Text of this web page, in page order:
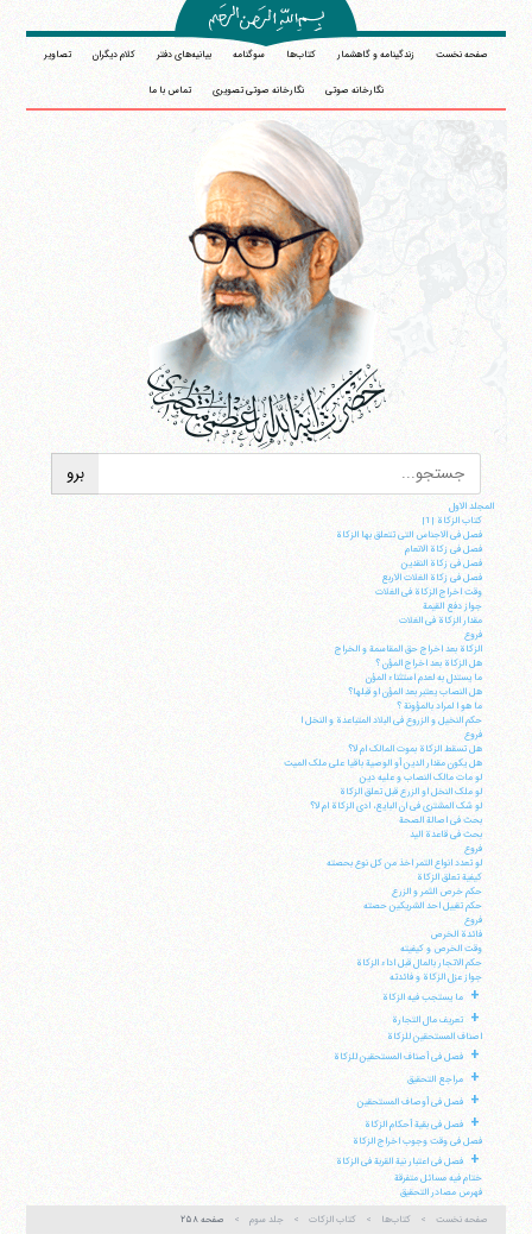
صفحه نخست زندگینامه و گاهشمار کتاب‌ها سوگنامه بیانیه‌های دفتر کلام دیگران تصاویر
نگارخانه صوتی نگارخانه صوتی تصویری تماس با ما
المجلد الاول
کتاب الزکاة |1|
فصل فی الاجناس التی تتعلق بها الزکاة
فصل فی زکاة الانعام
فصل فی زکاة النقدین
فصل فی زکاة الغلات الاربع
وقت اخراج الزکاة فی الغلات
جواز دفع القیمة
مقدار الزکاة فی الغلات
فروع
الزکاة بعد اخراج حق المقاسمة و الخراج
هل الزکاة بعد اخراج المؤن ؟
ما یستدل به لعدم استثناء المؤن
هل النصاب یعتبر بعد المؤن او قبلها؟
ما هو ا لمراد بالمؤونة ؟
حکم النخیل و الزروع فی البلاد المتباعدة و النخل ا
فروع
هل تسقط الزکاة بموت المالک ام لا؟
هل یکون مقدار الدین أو الوصیة باقیا علی ملک المیت
لو مات مالک النصاب و علیه دین
لو ملک النخل او الزرع قبل تعلق الزکاة
لو شک المشتری فی ان البایع، ادی الزکاة ام لا؟
بحث فی اصالة الصحة
بحث فی قاعدة الید
فروع
لو تعدد انواع التمر اخذ من کل نوع بحصته
کیفیة تعلق الزکاة
حکم خرص الثمر و الزرع
حکم تقبیل احد الشریکین حصته
فروع
فائدة الخرص
وقت الخرص و کیفیته
حکم الاتجار بالمال قبل اداء الزکاة
جواز عزل الزکاة و فائدته
+ ما یستجب فیه الزکاة
+
تعریف مال التجارة
اصناف المستحقین للزکاة
+ فصل فی أصناف المستحقین للزکاة
+ مراجع التحقیق
+ فصل فی أوصاف المستحقین
+
فصل فی بقیة أحکام الزکاة
فصل فی وقت وجوب اخراج الزکاة
+
فصل فی اعتبار نیة القربة فی الزکاة
ختام فیه مسائل متفرقة
فهرس مصادر التحقیق
صفحه نخست
کتاب‌ها کتاب الزکات جلد سوم صفحه ۲۵۸
وب سایت رسمی آیت‌الله منتظری